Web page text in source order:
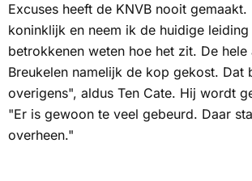
Excuses heeft de KNVB nooit
koninklijk en neem ik de huidige
betrokkenen weten hoe het zit. De hele
Breukelen namelijk de kop gekost. Dat
overigens", aldus Ten Cate. Hij wordt
"Er is gewoon te veel gebeurd. Daar
overheen."